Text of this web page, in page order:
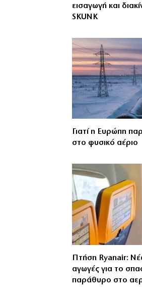
εισαγωγή και
SKUNK
Γιατί η Ευρώπη
στο φυσικό αέριο
Πτήση Ryanair:
αγωγές για το
παράθυρο στο